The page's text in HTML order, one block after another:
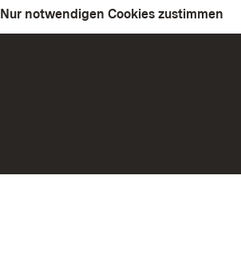
Nur notwendigen Cookies zustimmen